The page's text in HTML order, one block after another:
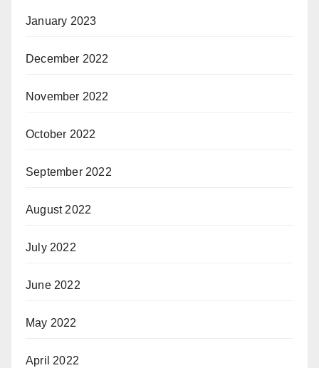
January 2023
December 2022
November 2022
October 2022
September 2022
August 2022
July 2022
June 2022
May 2022
April 2022